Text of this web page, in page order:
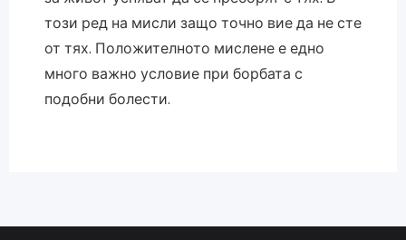
този ред на мисли защо точно вие да не сте
от тях. Положителното мислене е едно
много важно условие при борбата с
подобни болести.